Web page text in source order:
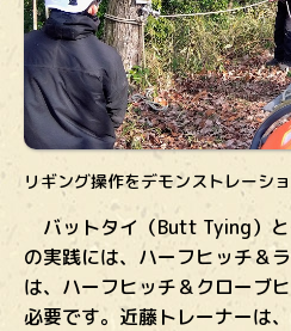
リギング操作をデモンストレーシ
バットタイ（Butt Tying）と
の実践には、ハーフヒッチ＆
は、ハーフヒッチ＆クローブ
必要です。近藤トレーナーは